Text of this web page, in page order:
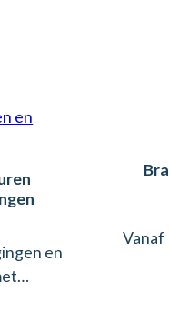
en
Vanaf